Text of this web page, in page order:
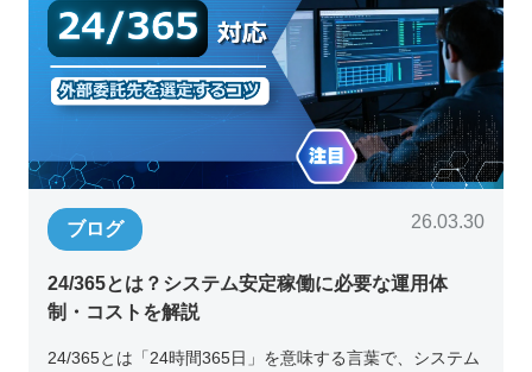
ブログ 26.03.30
24/365とは？システム安定稼働に必要な運用体
制・コストを解説
24/365とは「24時間365日」を意味する言葉で、システム